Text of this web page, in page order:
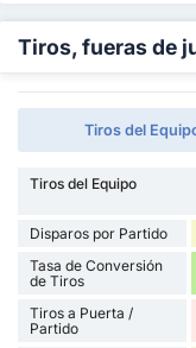
Tiros, fueras de
Tiros del
Tiros del Equipo
Disparos por Partido
Tasa de Conversión
de Tiros
Tiros a Puerta /
Partido